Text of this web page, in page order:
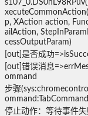
p, XAction action,
ailAction,
cessOutputParam)
[out] 是否成功
[out] 错误消息
ommand
步骤
ommand:TabCommand
停止动作：等待事件